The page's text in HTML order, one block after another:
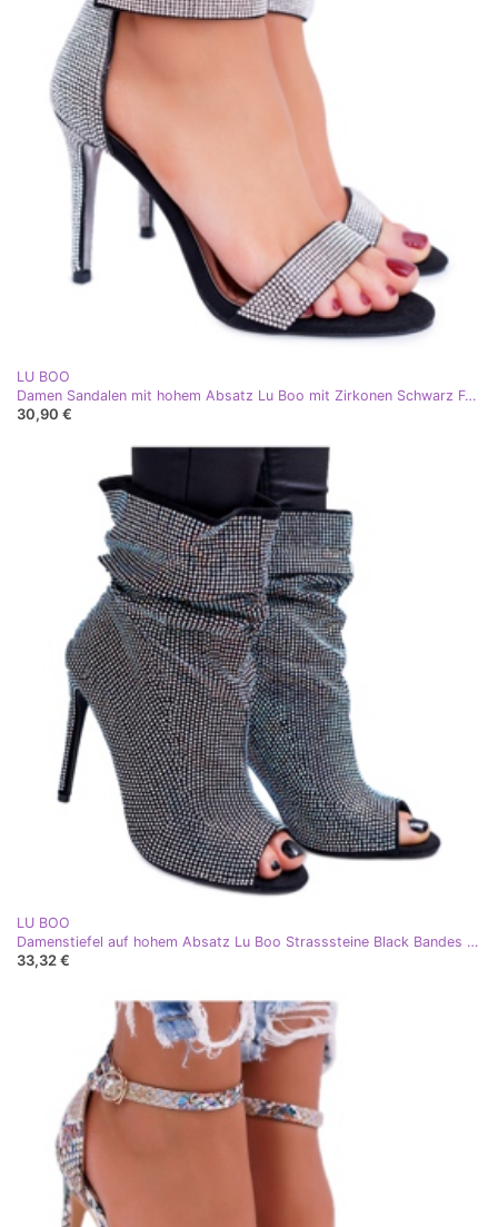
LU BOO
Damen Sandalen mit hohem Absatz Lu Boo mit Zirkonen Schwarz Feuerwerk silber
30,90 €
LU BOO
Damenstiefel auf hohem Absatz Lu Boo Strasssteine ​​Black Bandes schwarz silber
33,32 €